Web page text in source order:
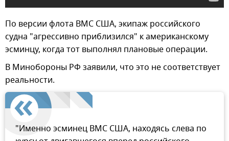
По версии флота ВМС США, экипаж российского
судна "агрессивно приблизился" к американскому
эсминцу, когда тот выполнял плановые операции.
В Минобороны РФ заявили, что это не соответствует
реальности.
"Именно эсминец ВМС США, находясь слева по